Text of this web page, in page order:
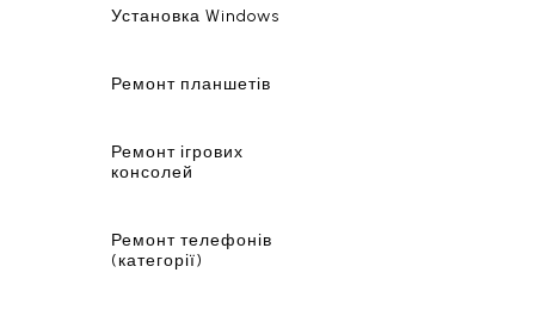
Установка Windows
Ремонт планшетів
Ремонт ігрових
консолей
Ремонт телефонів
(категорії)